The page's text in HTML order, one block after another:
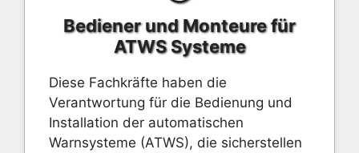
Bediener und Monteure für
ATWS Systeme
Diese Fachkräfte haben die
Verantwortung für die Bedienung und
Installation der automatischen
Warnsysteme (ATWS), die sicherstellen